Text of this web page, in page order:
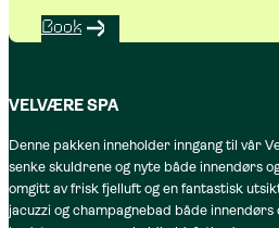
Book
VELVÆRE SPA
Denne pakken inneholder inngang til vår
senke skuldrene og nyte både innendørs
omgitt av frisk fjelluft og en fantastisk
jacuzzi og champagnebad både